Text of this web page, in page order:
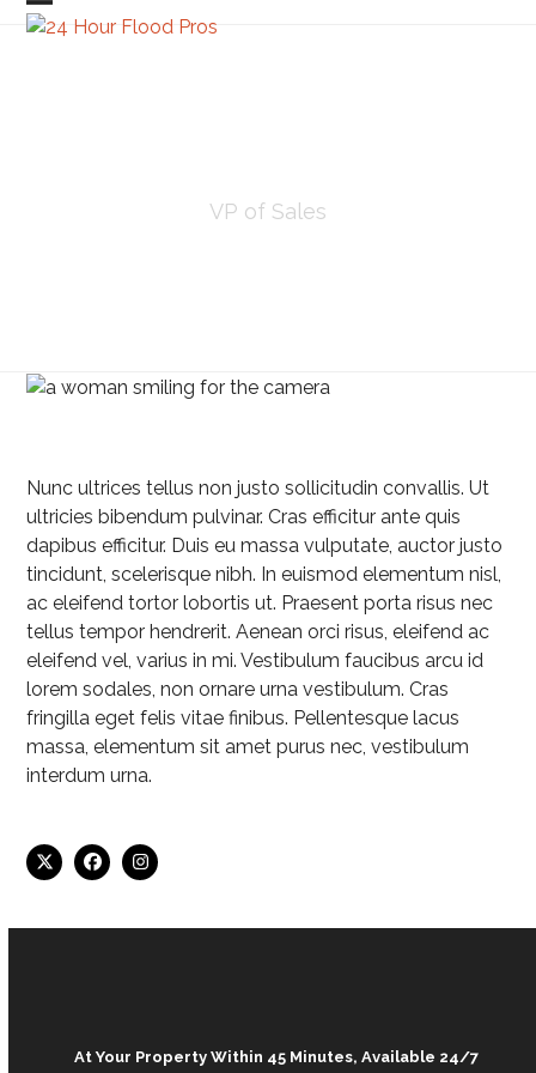
Skip
Open
Close
VP of Sales
Nunc ultrices tellus non justo sollicitudin convallis. Ut
ultricies bibendum pulvinar. Cras efficitur ante quis
dapibus efficitur. Duis eu massa vulputate, auctor justo
tincidunt, scelerisque nibh. In euismod elementum nisl,
ac eleifend tortor lobortis ut. Praesent porta risus nec
tellus tempor hendrerit. Aenean orci risus, eleifend ac
eleifend vel, varius in mi. Vestibulum faucibus arcu id
lorem sodales, non ornare urna vestibulum. Cras
fringilla eget felis vitae finibus. Pellentesque lacus
massa, elementum sit amet purus nec, vestibulum
interdum urna.
X FacebookInstagram
At Your Property Within 45 Minutes, Available 24/7